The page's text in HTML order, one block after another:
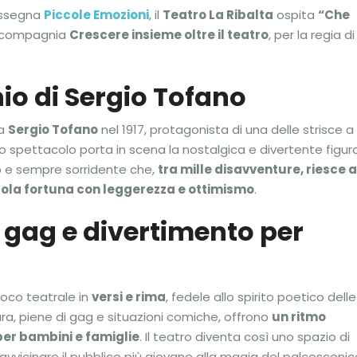
Piccole Emozioni, il Teatro La Ribalta ospita “Che
Crescere insieme oltre il teatro, per la regia di
di Sergio Tofano
Sergio Tofanonel 1917, protagonista di una delle strisce a
spettacolo porta in scena la nostalgica e divertente
e sempre sorridente che, tra mille disavventure, riesce a
fortuna con leggerezza e ottimismo.
e divertimento per
teatrale in versi e rima, fedele allo spirito poetico delle
piene di gag e situazioni comiche, offrono un ritmo
bambini e famiglie. Il teatro diventa così uno spazio di